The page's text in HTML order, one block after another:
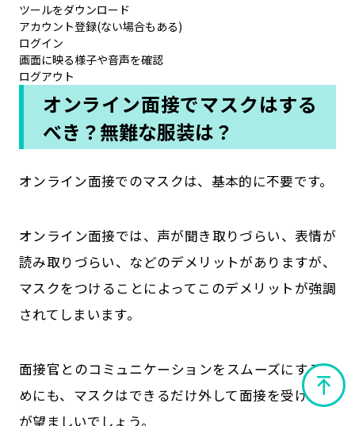
ツールをダウンロード
アカウント登録(ない場合もある)
ログイン
画面に映る様子や音声を確認
ログアウト
オンライン面接でマスクはする
べき？無難な服装は？
オンライン面接でのマスクは、基本的に不要です。
オンライン面接では、声が聞き取りづらい、表情が
読み取りづらい、などのデメリットがありますが、
マスクをつけることによってこのデメリットが強調
されてしまいます。
面接官とのコミュニケーションをスムーズにするた
めにも、マスクはできるだけ外して面接を受けるの
が望ましいでしょう。